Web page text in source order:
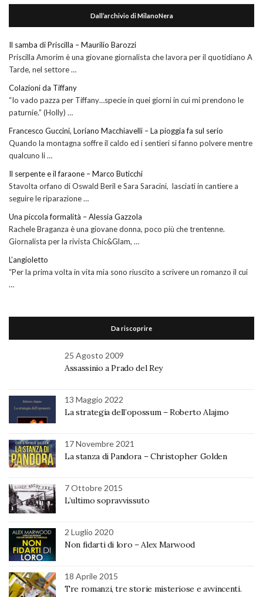
Dall’archivio di MilanoNera
Il samba di Priscilla – Maurilio Barozzi
Priscilla Amorim è una giovane giornalista che lavora per il quotidiano A
Tarde, nel settore …
Colazioni da Tiffany
“Io vado pazza per Tiffany…specie in quei giorni in cui mi prendono le
paturnie.” (Holly) …
Francesco Guccini, Loriano Macchiavelli – La pioggia fa sul serio
Quando la montagna soffre il caldo ed i sentieri si fanno polvere mentre
qualcuno li …
Il serpente e il faraone – Marco Buticchi
Stavolta orfano di Oswald Beril e Sara Saracini, lasciati in cantiere a
seguire le riparazione …
Una piccola formalità – Alessia Gazzola
Rachele Braganza è una giovane donna, poco più che trentenne.
Giornalista per la rivista Chic&Glam, …
L’angioletto
“Per la prima volta in vita mia sono riuscito a scrivere un romanzo il cui
…
Da riscoprire
25 Agosto 2009
Assassinio a Prado del Rey
13 Maggio 2022
La strategia dell’opossum – Roberto Alajmo
17 Novembre 2021
La stanza di Pandora – Christopher Golden
7 Ottobre 2015
L’ultimo sopravvissuto
2 Luglio 2020
Non fidarti di loro – Alex Marwood
18 Aprile 2015
Tre romanzi, tre storie misteriose e avvincenti.